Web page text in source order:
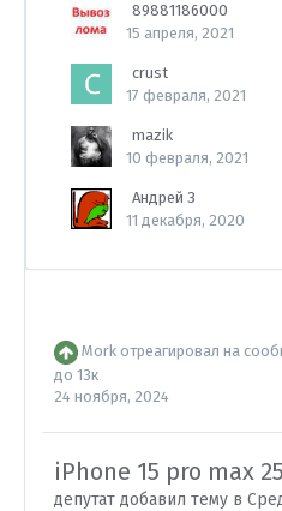
89881186000
15 апреля, 2021
crust
17 февраля, 2021
mazik
10 февраля, 2021
Андрей З
11 декабря, 2020
Mork отреагировал на
до 13к
24 ноября, 2024
iPhone 15 pro max
депутат добавил тему в